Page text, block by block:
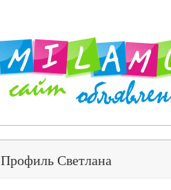
Профиль Светлана